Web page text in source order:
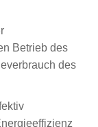
Betrieb des
des